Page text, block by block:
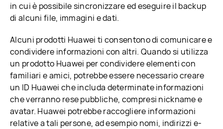
in cui è possibile sincronizzare ed eseguire il backup
di alcuni file, immagini e dati.
Alcuni prodotti Huawei ti consentono di comunicare e
condividere informazioni con altri. Quando si utilizza
un prodotto Huawei per condividere elementi con
familiari e amici, potrebbe essere necessario creare
un ID Huawei che includa determinate informazioni
che verranno rese pubbliche, compresi nickname e
avatar. Huawei potrebbe raccogliere informazioni
relative a tali persone, ad esempio nomi, indirizzi e-